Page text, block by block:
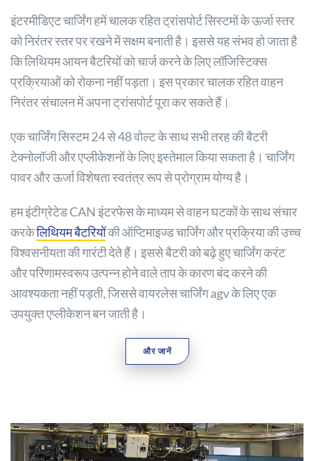
इंटरमीडिएट चार्जिंग हमें चालक रहित ट्रांसपोर्ट सिस्टमों के ऊर्जा स्तर
को निरंतर स्तर पर रखने में सक्षम बनाती है। इससे यह संभव हो जाता है
कि लिथियम आयन बैटरियों को चार्ज करने के लिए लॉजिस्टिक्स
प्रक्रियाओं को रोकना नहीं पड़ता। इस प्रकार चालक रहित वाहन
निरंतर संचालन में अपना ट्रांसपोर्ट पूरा कर सकते हैं।
एक चार्जिंग सिस्टम 24 से 48 वोल्ट के साथ सभी तरह की बैटरी
टेक्नोलॉजी और एप्लीकेशनों के लिए इस्तेमाल किया सकता है। चार्जिंग
पावर और ऊर्जा विशेषता स्वतंत्र रूप से प्रोग्राम योग्य है।
हम इंटीग्रेटेड CAN इंटरफेस के माध्यम से वाहन घटकों के साथ संचार
करकेलिथियम बैटरियोंकी ऑप्टिमाइज्ड चार्जिंग और प्रक्रिया की उच्च
विश्वसनीयता की गारंटी देते हैं। इससे बैटरी को बढ़े हुए चार्जिंग करंट
और परिणामस्वरूप उत्पन्न होने वाले ताप के कारण बंद करने की
आवश्यकता नहीं पड़ती, जिससे वायरलेस चार्जिंग agv के लिए एक
उपयुक्त एप्लीकेशन बन जाती है।
और जानें